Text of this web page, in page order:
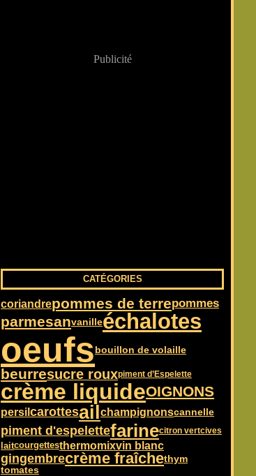
Publicité
CATÉGORIES
coriandrepommes de terrepommes
parmesanvanilleéchalotes
oeufsbouillon de volaille
beurresucre rouxpiment d’Espelette
crème liquideOIGNONS
persil carottesailchampignonscannelle
piment d'espelettefarinecitron vertcives
laitcourgettesthermomixvin blanc
gingembrecrème fraîchethym
tomates